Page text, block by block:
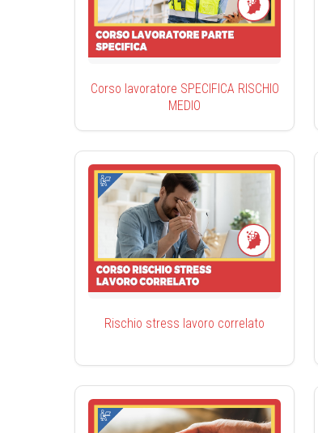
Corso lavoratore SPECIFICA RISCHIO
MEDIO
Rischio stress lavoro correlato